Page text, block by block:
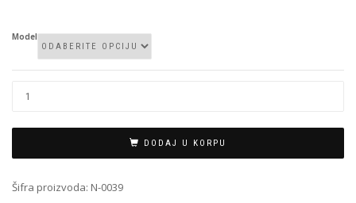
Model
N-
količina
DODAJ U KORPU
Šifra proizvoda: N-0039